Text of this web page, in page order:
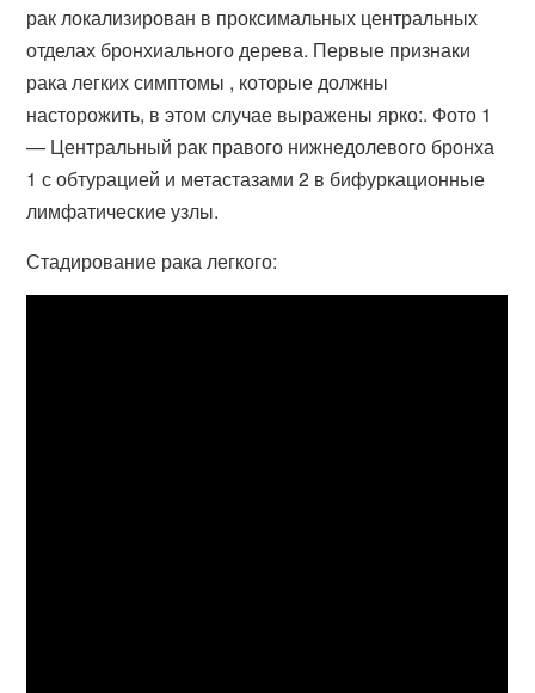
рак локализирован в проксимальных центральных
отделах бронхиального дерева. Первые признаки
рака легких симптомы , которые должны
насторожить, в этом случае выражены ярко:. Фото 1
— Центральный рак правого нижнедолевого бронха
1 с обтурацией и метастазами 2 в бифуркационные
лимфатические узлы.
Стадирование рака легкого: